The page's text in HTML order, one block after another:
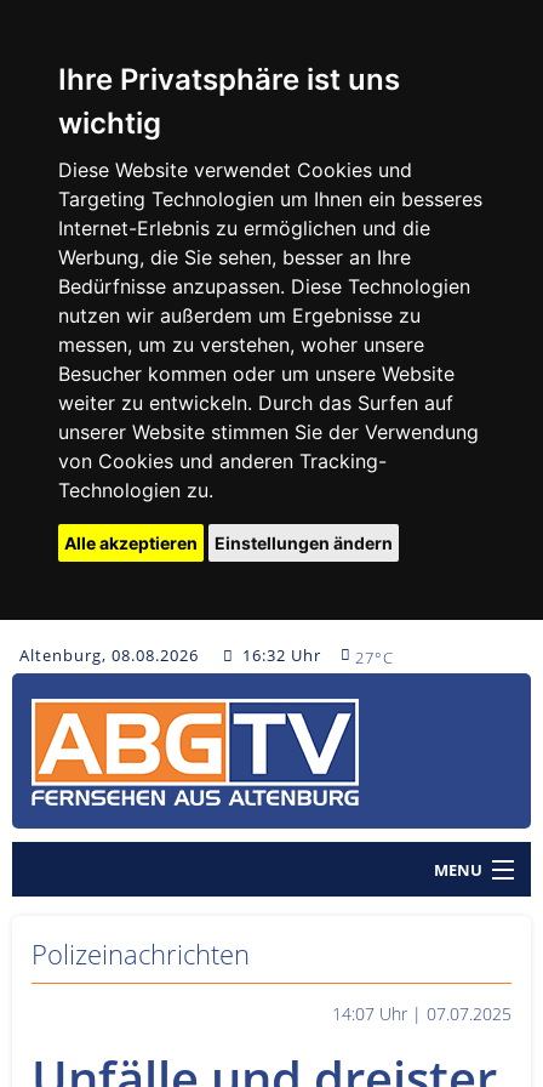
Ihre Privatsphäre ist uns
wichtig
Diese Website verwendet Cookies und
Targeting Technologien um Ihnen ein besseres
Internet-Erlebnis zu ermöglichen und die
Werbung, die Sie sehen, besser an Ihre
Bedürfnisse anzupassen. Diese Technologien
nutzen wir außerdem um Ergebnisse zu
messen, um zu verstehen, woher unsere
Besucher kommen oder um unsere Website
weiter zu entwickeln. Durch das Surfen auf
unserer Website stimmen Sie der Verwendung
von Cookies und anderen Tracking-
Technologien zu.
Alle akzeptieren Einstellungen ändern
Altenburg, 08.08.2026 16:32 Uhr 27°C
MENU
Nachrichten
Sendungen
Polizeinachrichten
14:07 Uhr | 07.07.2025